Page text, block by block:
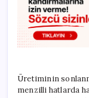
Üretiminin
menzilli hatlarda